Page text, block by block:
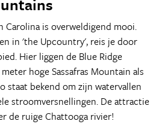
Carolina is overweldigend mooi.
in 'the Upcountry', reis je door
Hier liggen de Blue Ridge
hoge Sassafras Mountain als
staat bekend om zijn watervallen
stroomversnellingen. De attractie
de ruige Chattooga rivier!